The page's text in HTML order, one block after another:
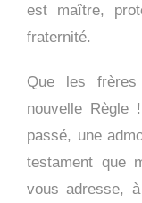
est maître,
fraternité.
Que les
nouvelle Règle
passé, une
testament que
vous adresse,